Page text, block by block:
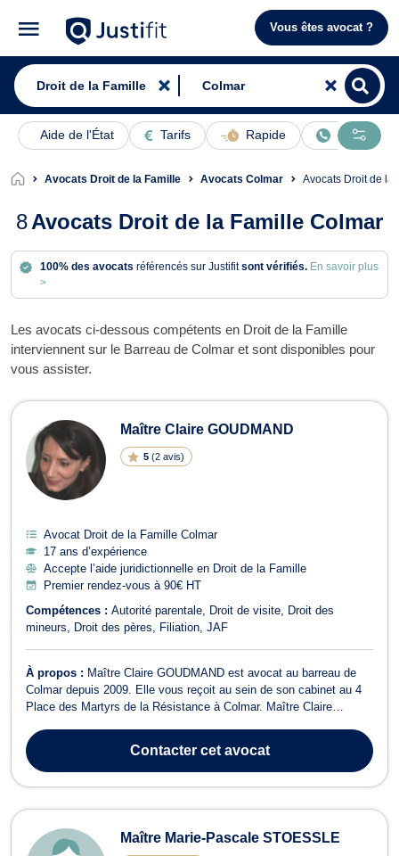
Vous êtes avocat ?
Aide de l'État Tarifs Rapide En ligne
Avocats Droit de la Famille Avocats Colmar Avocats Droit de
8Avocats Droit de la Famille Colmar
100% des avocats référencés sur Justifitsont vérifiés. En savoir plus
>
Les avocats ci-dessous compétents en Droit de la Famille
interviennent sur le Barreau de Colmar et sont disponibles pour
vous assister.
Avocats en Droit de la Famille à
Maître Claire GOUDMAND
5 (2 avis)
Avocat Droit de la Famille Colmar
17 ans d’expérience
Accepte l’aide juridictionnelle en Droit de la Famille
Premier rendez-vous à 90€ HT
Compétences : Autorité parentale Droit de visite
Droit des
mineurs
Droit des pères Filiation JAF
À propos : Maître Claire GOUDMAND est avocat au barreau de
Colmar depuis 2009. Elle vous reçoit au sein de son cabinet au 4
Place des Martyrs de la Résistance à Colmar. Maître Claire
juridictions pénales (tribunal de Police, tribunal Correctionnel, cour
d'Assises). Elle vous prop...
Contactercet avocat
Maître Marie-Pascale STOESSLE